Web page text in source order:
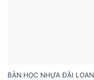
BÀN HỌC NHỰA ĐÀI LOAN